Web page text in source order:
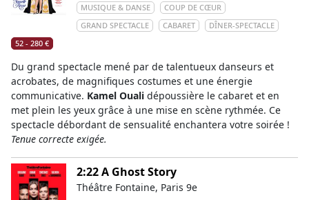
MUSIQUE & DANSE
COUP DE CŒUR
GRAND SPECTACLE
CABARET
DÎNER-SPECTACLE
52 - 280 €
Du grand spectacle mené par de talentueux danseurs et
acrobates, de magnifiques costumes et une énergie
communicative. Kamel Ouali dépoussière le cabaret et en
met plein les yeux grâce à une mise en scène rythmée. Ce
spectacle débordant de sensualité enchantera votre soirée !
Tenue correcte exigée.
2:22 A Ghost Story
Théâtre Fontaine, Paris 9e